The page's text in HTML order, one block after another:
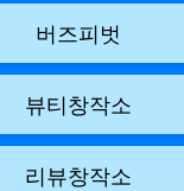
버즈피벗
뷰티창작소
리뷰창작소